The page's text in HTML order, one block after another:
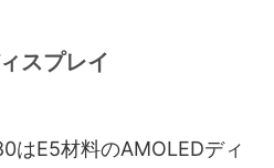
スプレイ
はE5材料のAMOLEDディ